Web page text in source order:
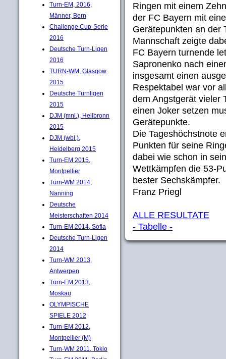
Turn-EM, 2016,
Männer, Bern
Challenge Cup-Serie
2016
Deutsche Turn-Ligen
2016
TURN-WM, Glasgow
2015
Deutsche Turnligen
2015
DJM (mnl.), Heilbronn
2015
DJM (wbl.),
Heidelberg 2015
Turn-EM 2015,
Montpellier
Turn-WM 2014,
Nanning
Deutsche
Meisterschaften 2014
Turn-EM 2014, Sofia
Deutsche Turn-Ligen
2014
Turn-WM 2013,
Antwerpen
Turn-EM 2013,
Moskau
OLYMPISCHE
SPIELE 2012
Turn-EM 2012,
Montpellier (M)
Turn-WM 2011, Tokio
Ringen mit einem
der FC Bayern mit
Gerätepunkten an der
Mannschaft zeigte
FC Bayern turnende
Sapronenko nach
insgesamt einen
Respektabel war vor
dem Angstgerät vieler
einen Joker setzen
Gerätepunkte.
Die Tageshöchstnote
Punkten für seine
dabei wie schon in
Wettkämpfen die 53-
bester Sechskämpfer.
Franz Priegl
ALLE RESULTATE
- Tabelle -